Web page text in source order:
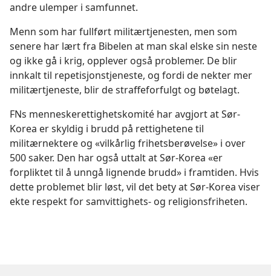
andre ulemper i samfunnet.
Menn som har fullført militærtjenesten, men som
senere har lært fra Bibelen at man skal elske sin neste
og ikke gå i krig, opplever også problemer. De blir
innkalt til repetisjonstjeneste, og fordi de nekter mer
militærtjeneste, blir de straffeforfulgt og bøtelagt.
FNs menneskerettighetskomité har avgjort at Sør-
Korea er skyldig i brudd på rettighetene til
militærnektere og «vilkårlig frihetsberøvelse» i over
500 saker. Den har også uttalt at Sør-Korea «er
forpliktet til å unngå lignende brudd» i framtiden. Hvis
dette problemet blir løst, vil det bety at Sør-Korea viser
ekte respekt for samvittighets- og religionsfriheten.